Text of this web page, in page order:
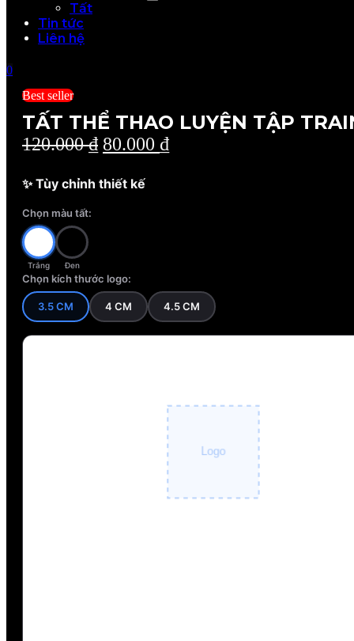
Tất
Tin tức
Liên hệ
0
Best seller
TẤT THỂ THAO LUYỆN TẬP
120.000₫ Giá
là:
80.000 ₫Giá
✨ Tùy chỉnh thiết kế
Chọn màu tất:
Trắng Đen
Chọn kích thước logo:
3.5 CM 4 CM 4.5 CM